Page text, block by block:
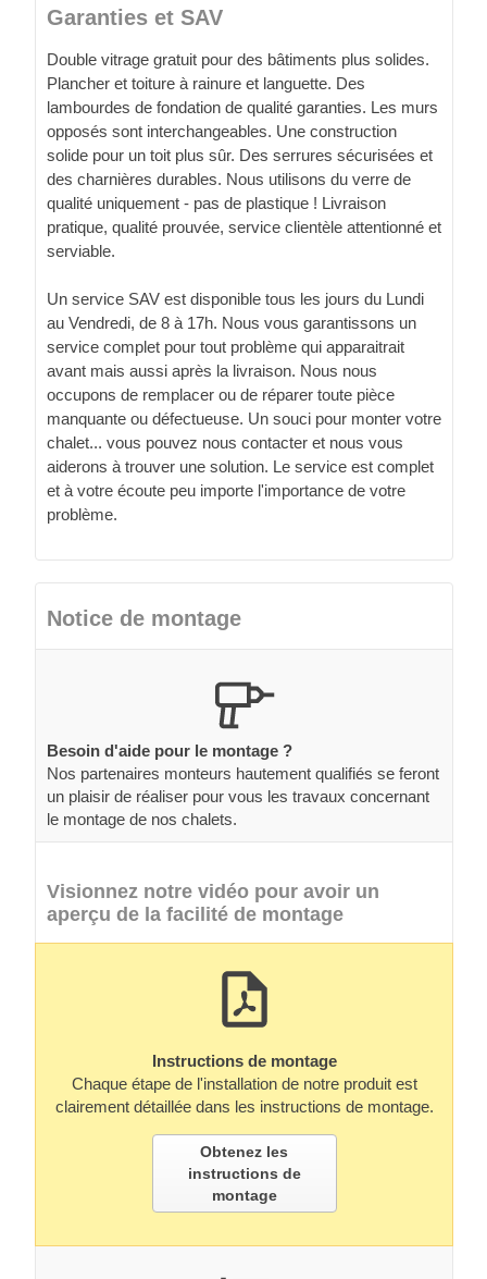
Garanties et SAV
Double vitrage gratuit pour des bâtiments plus solides.
Plancher et toiture à rainure et languette. Des
lambourdes de fondation de qualité garanties. Les murs
opposés sont interchangeables. Une construction
solide pour un toit plus sûr. Des serrures sécurisées et
des charnières durables. Nous utilisons du verre de
qualité uniquement - pas de plastique ! Livraison
pratique, qualité prouvée, service clientèle attentionné et
serviable.
Un service SAV est disponible tous les jours du Lundi
au Vendredi, de 8 à 17h. Nous vous garantissons un
service complet pour tout problème qui apparaitrait
avant mais aussi après la livraison. Nous nous
occupons de remplacer ou de réparer toute pièce
manquante ou défectueuse. Un souci pour monter votre
chalet... vous pouvez nous contacter et nous vous
aiderons à trouver une solution. Le service est complet
et à votre écoute peu importe l'importance de votre
problème.
Notice de montage
Besoin d'aide pour le montage ?
Nos partenaires monteurs hautement qualifiés se feront
un plaisir de réaliser pour vous les travaux concernant
le montage de nos chalets.
Visionnez notre vidéo pour avoir un
aperçu de la facilité de montage
Instructions de montage
Chaque étape de l'installation de notre produit est
clairement détaillée dans les instructions de montage.
Obtenez les
instructions de
montage